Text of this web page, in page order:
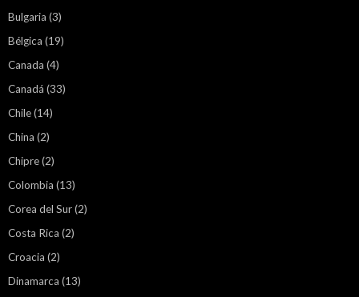
Bulgaria (3)
Bélgica (19)
Canada (4)
Canadá (33)
Chile(14)
China (2)
Chipre(2)
Colombia (13)
Corea del Sur(2)
Costa Rica (2)
Croacia (2)
Dinamarca (13)